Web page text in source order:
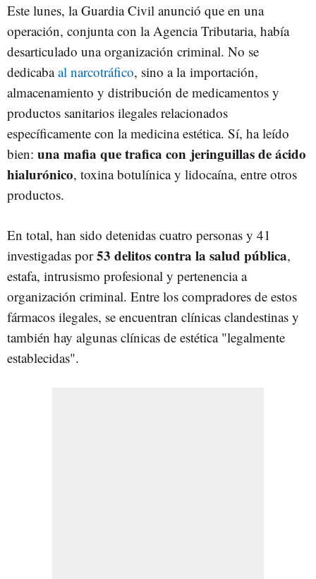
Este lunes, la Guardia Civil anunció que en una
operación, conjunta con la Agencia Tributaria, había
desarticulado una organización criminal. No se
dedicabaal narcotráfico, sino a la importación,
almacenamiento y distribución de medicamentos y
productos sanitarios ilegales relacionados
específicamente con la medicina estética. Sí, ha leído
bien: una mafia que trafica con jeringuillas de ácido
hialurónico, toxina botulínica y lidocaína, entre otros
productos.
En total, han sido detenidas cuatro personas y 41
investigadas por53 delitos contra la salud pública,
estafa, intrusismo profesional y pertenencia a
organización criminal. Entre los compradores de estos
fármacos ilegales, se encuentran clínicas clandestinas y
también hay algunas clínicas de estética "legalmente
establecidas".